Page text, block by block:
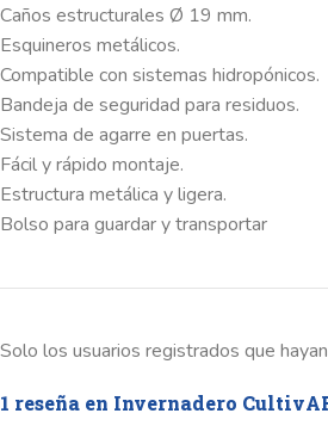
Caños estructurales Ø 19 mm.
Esquineros metálicos.
Compatible con sistemas hidropónicos.
Bandeja de seguridad para residuos.
Sistema de agarre en puertas.
Fácil y rápido montaje.
Estructura metálica y ligera.
Bolso para guardar y transportar
1 reseña en Invernadero
Solo los usuarios registrados que